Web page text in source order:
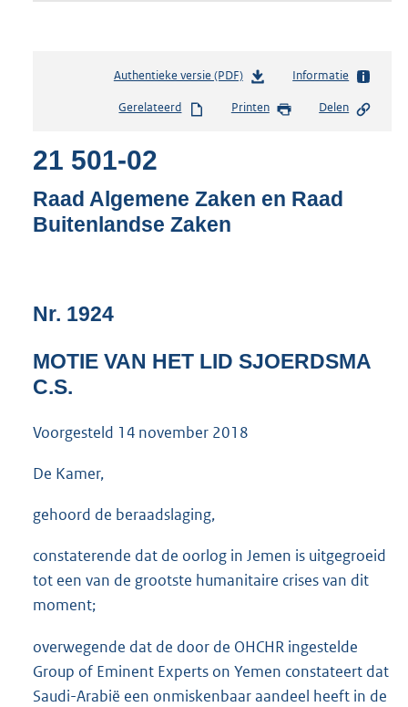
Authentieke versie (PDF)b
s
s
:
b
Informatie
Gerelateerd Printen Delen
21 501-02
Raad Algemene Zaken en Raad
Buitenlandse Zaken
Nr. 1924
MOTIE VAN HET LID SJOERDSMA
C.S.
Voorgesteld 14 november 2018
De Kamer,
gehoord de beraadslaging,
constaterende dat de oorlog in Jemen is uitgegroeid
tot een van de grootste humanitaire crises van dit
moment;
overwegende dat de door de OHCHR ingestelde
Group of Eminent Experts on Yemen constateert dat
Saudi-Arabië een onmiskenbaar aandeel heeft in de